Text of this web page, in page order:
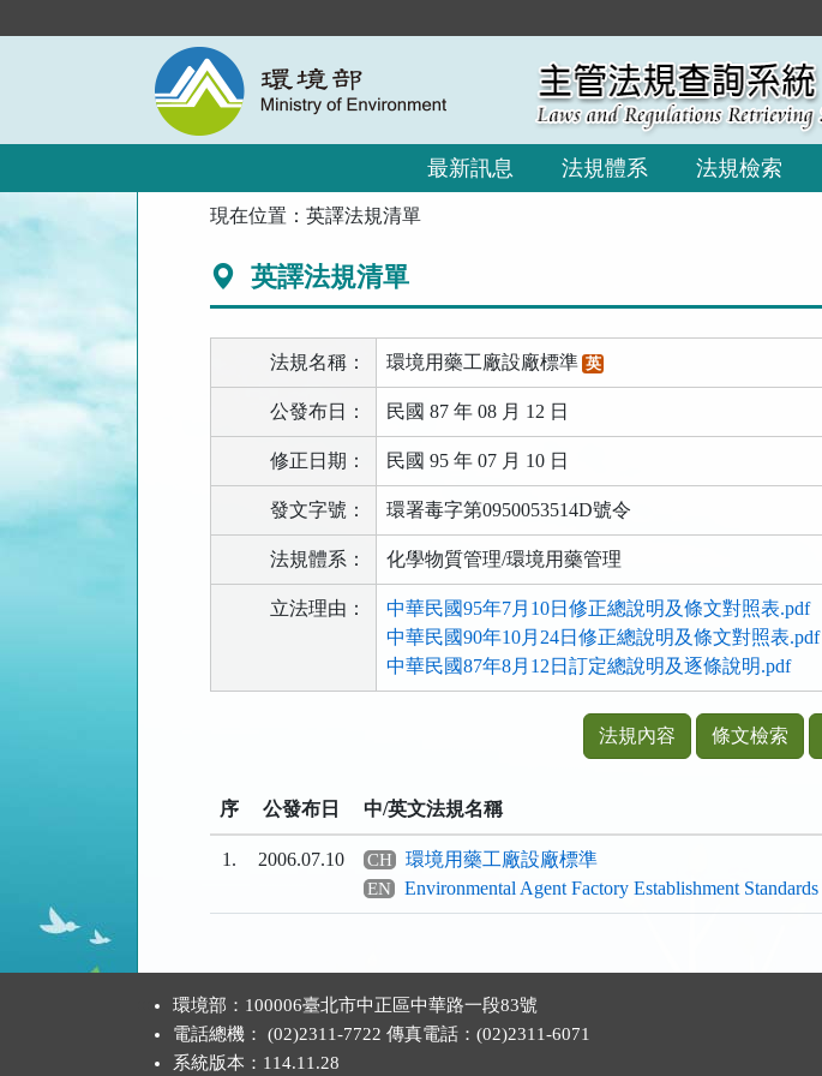
到
最新訊息 法規體系 法規檢索
現在位置：英譯法規清單
英譯法規清單
法規名稱： 環境用藥工廠設廠標準 英
公發布日： 民國 87 年 08 月 12 日
修正日期： 民國 95 年 07 月 10 日
發文字號： 環署毒字第0950053514D號令
法規體系： 化學物質管理/環境用藥管理
立法理由：
中華民國95年7月10日修正總說明及條文對照表.pdf
中華民國90年10月24日修正總說明及條文對照表.pdf
中華民國87年8月12日訂定總說明及逐條說明.pdf
能
按
鈕
法規內容 條文檢索
序 公發布日 中/英文法規名稱
1. 2006.07.10 CH 環境用藥工廠設廠標準
EN Environmental Agent Factory Establishment Standards
環境部：100006臺北市中正區中華路一段83號
電話總機： (02)2311-7722 傳真電話：(02)2311-6071
系統版本： 114.11.28